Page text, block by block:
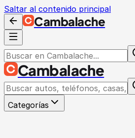
Saltar al contenido principal
Cambalache
Cambalache
Categorías